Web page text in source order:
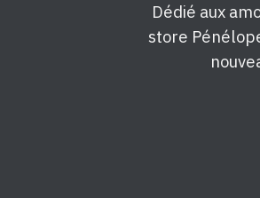
Dédié aux
store